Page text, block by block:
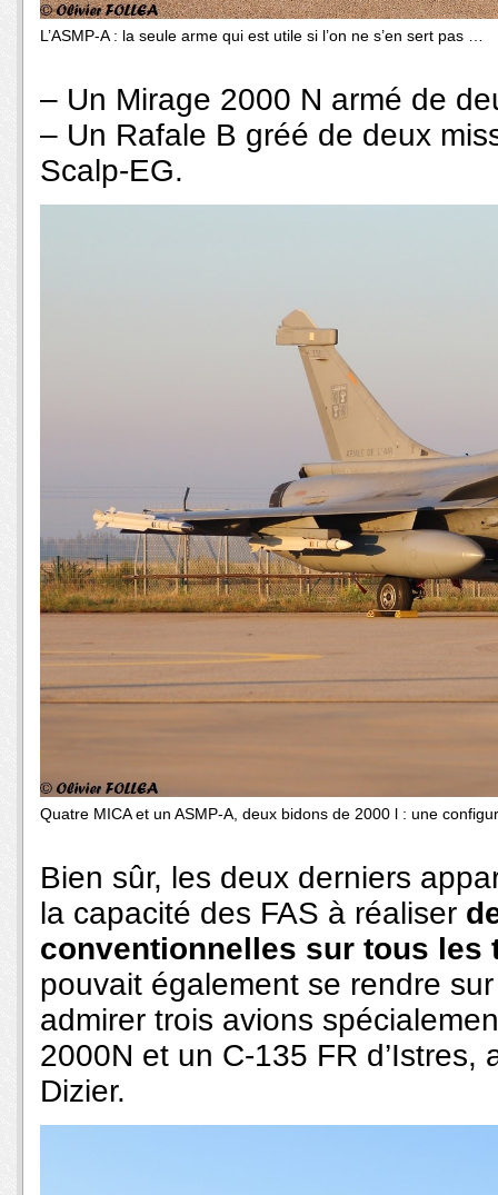
L’ASMP-A : la seule arme qui est utile si l’on ne s’en sert pas …
– Un Mirage 2000 N armé de
– Un Rafale B gréé de deux
Scalp-EG.
Quatre MICA et un ASMP-A, deux bidons de 2000 l : une
Bien sûr, les deux derniers
la capacité des FAS à réaliser
conventionnelles sur tous les
pouvait également se rendre
admirer trois avions
2000N et un C-135 FR d’Istres,
Dizier.